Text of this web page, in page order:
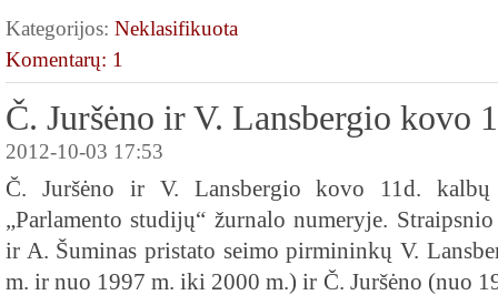
Kategorijos: Neklasifikuota
Komentarų: 1
Č. Juršėno ir V. Lansbergio kovo
2012-10-03 17:53
Č. Juršėno ir V. Lansbergio kovo 11d. kalbų
„Parlamento studijų“ žurnalo numeryje.
ir A. Šuminas pristato seimo pirmininkų V.
m. ir nuo 1997 m. iki 2000 m.) ir Č. Juršėno (nuo